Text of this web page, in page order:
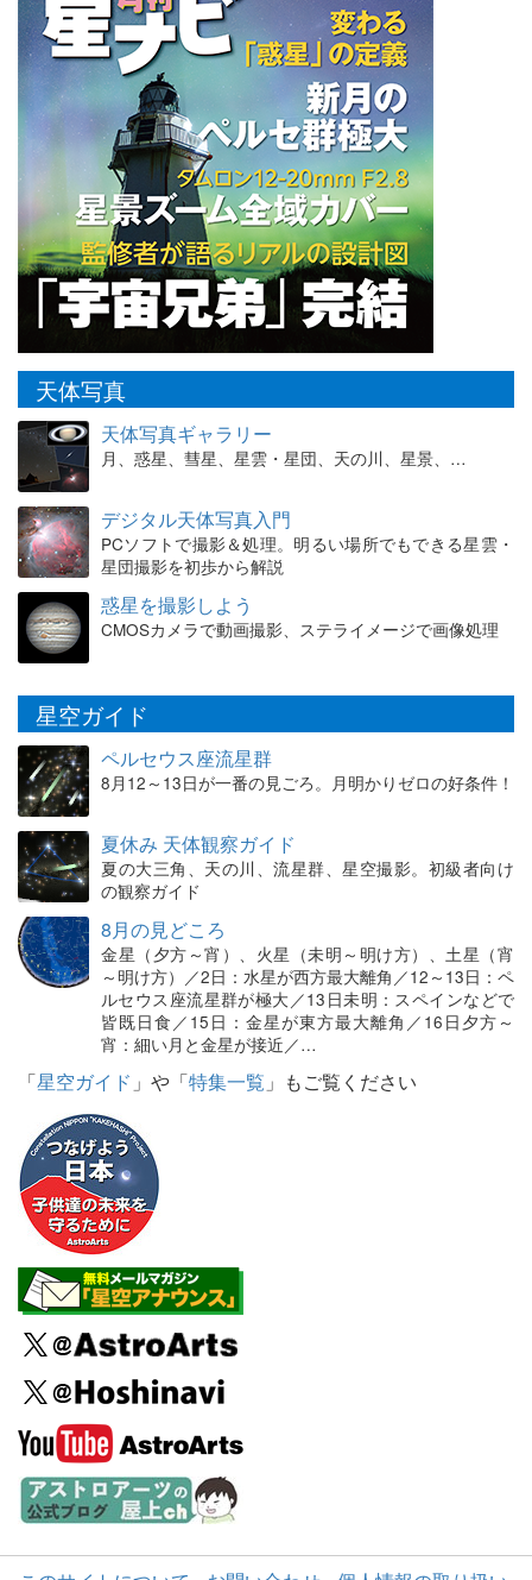
天体写真
天体写真ギャラリー
月、惑星、彗星、星雲・星団、天の川、星景、…
デジタル天体写真入門
PCソフトで撮影＆処理。明るい場所でもできる星雲・
星団撮影を初歩から解説
惑星を撮影しよう
CMOSカメラで動画撮影、ステライメージで画像処理
星空ガイド
ペルセウス座流星群
8月12～13日が一番の見ごろ。月明かりゼロの好条件！
夏休み 天体観察ガイド
夏の大三角、天の川、流星群、星空撮影。初級者向け
の観察ガイド
8月の見どころ
金星（夕方～宵）、火星（未明～明け方）、土星（宵
～明け方）／2日：水星が西方最大離角／12～13日：ペ
ルセウス座流星群が極大／13日未明：スペインなどで
皆既日食／15日：金星が東方最大離角／16日夕方～
宵：細い月と金星が接近／…
「星空ガイド 」や「特集一覧 」もご覧ください